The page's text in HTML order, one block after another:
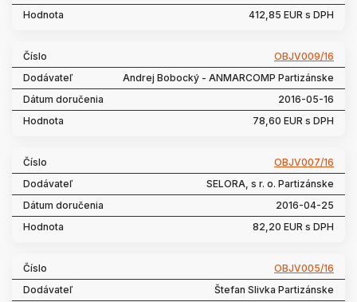
412,85 EUR s DPH
OBJV009/16
Andrej Bobocký - ANMARCOMP Partizánske
2016-05-16
78,60 EUR s DPH
OBJV007/16
SELORA, s r. o. Partizánske
2016-04-25
82,20 EUR s DPH
OBJV005/16
Štefan Slivka Partizánske